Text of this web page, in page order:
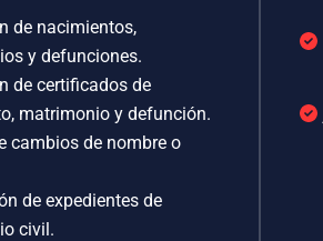
de nacimientos,
y defunciones.
de certificados de
matrimonio y defunción.
cambios de nombre o
de expedientes de
civil.